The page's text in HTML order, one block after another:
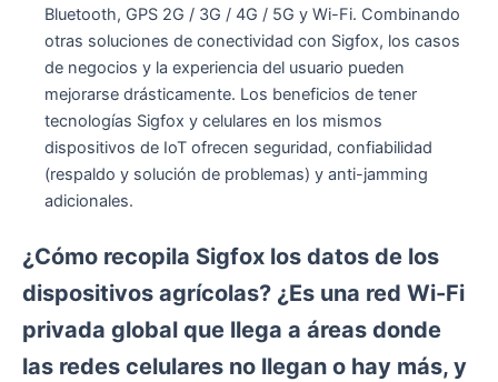
Bluetooth, GPS 2G / 3G / 4G / 5G y Wi-Fi. Combinando
otras soluciones de conectividad con Sigfox, los casos
de negocios y la experiencia del usuario pueden
mejorarse drásticamente. Los beneficios de tener
tecnologías Sigfox y celulares en los mismos
dispositivos de IoT ofrecen seguridad, confiabilidad
(respaldo y solución de problemas) y anti-jamming
adicionales.
¿Cómo recopila Sigfox los datos de los
dispositivos agrícolas? ¿Es una red Wi-Fi
privada global que llega a áreas donde
las redes celulares no llegan o hay más, y